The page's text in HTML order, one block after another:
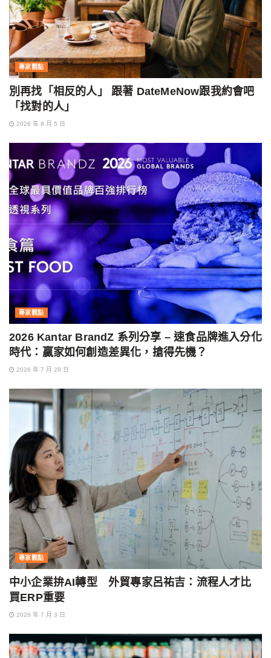
專家觀點
別再找「相反的人」 跟著 DateMeNow跟我約會吧
「找對的人」
2026 年 8 月 5 日
專家觀點
2026 Kantar BrandZ 系列分享 – 速食品牌進入分化
時代：贏家如何創造差異化，搶得先機？
2026 年 7 月 29 日
專家觀點
中小企業拚AI轉型 外貿專家呂祐吉：流程人才比
買ERP重要
2026 年 7 月 3 日